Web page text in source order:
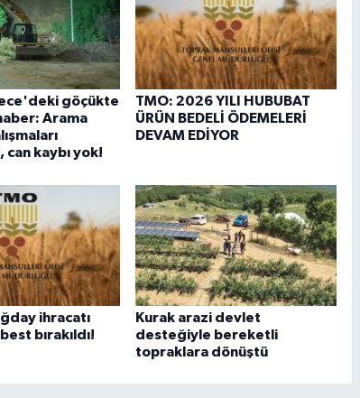
göçükte
Arama
can kaybı yok!
TMO: 2026 YILI HUBUBAT
ÜRÜN BEDELİ ÖDEMELERİ
DEVAM EDİYOR
ihracatı
bırakıldı!
Kurak arazi devlet
desteğiyle bereketli
topraklara dönüştü